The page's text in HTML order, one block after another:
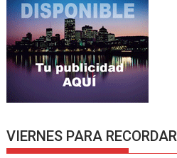
VIERNES PARA RECORDAR